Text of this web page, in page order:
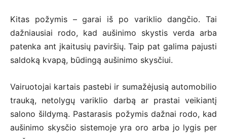
Kitas požymis – garai iš po variklio dangčio. Tai
dažniausiai rodo, kad aušinimo skystis verda arba
patenka ant įkaitusių paviršių. Taip pat galima pajusti
saldoką kvapą, būdingą aušinimo skysčiui.
Vairuotojai kartais pastebi ir sumažėjusią automobilio
trauką, netolygų variklio darbą ar prastai veikiantį
salono šildymą. Pastarasis požymis dažnai rodo, kad
aušinimo skysčio sistemoje yra oro arba jo lygis per